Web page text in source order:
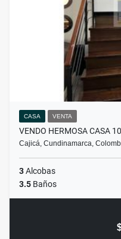
CASA VENTA
VENDO HERMOSA CASA
Cajicá, Cundinamarca,
3Alcobas
3.5 Baños